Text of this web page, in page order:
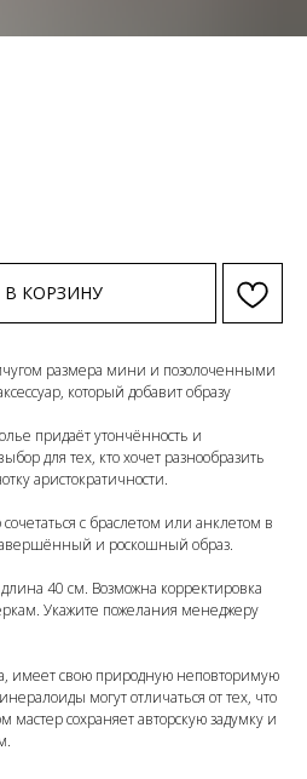
КОРЗИНУ
размера мини и позолоченными
который добавит образу
придаёт утончённость и
для тех, кто хочет разнообразить
аристократичности.
с браслетом или анклетом в
и роскошный образ.
40 см. Возможна корректировка
Укажите пожелания менеджеру
имеет свою природную неповторимую
могут отличаться от тех, что
мастер сохраняет авторскую задумку и